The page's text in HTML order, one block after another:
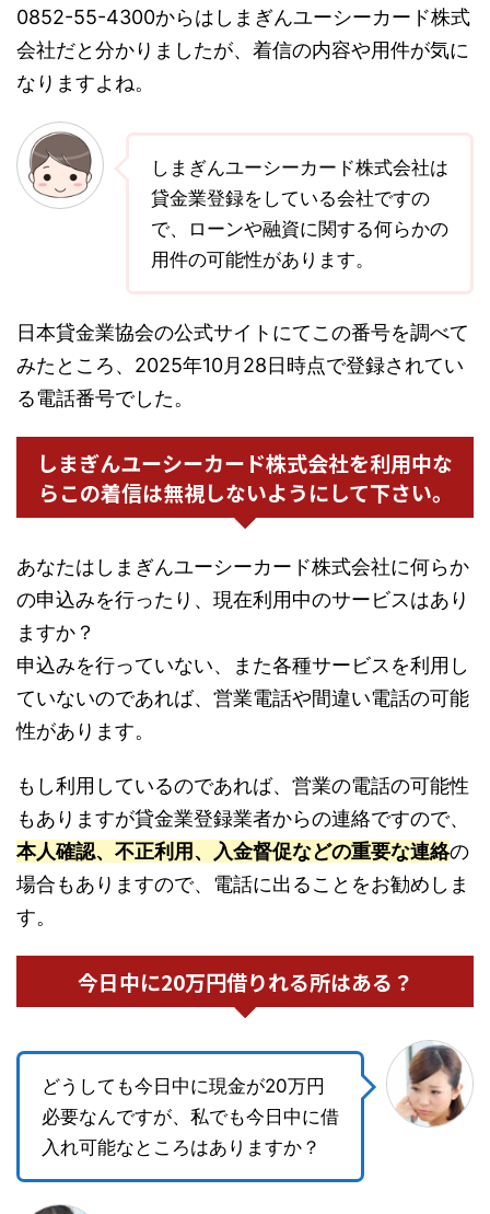
0852-55-4300からはしまぎんユーシーカード株式
会社だと分かりましたが、着信の内容や用件が気に
なりますよね。
しまぎんユーシーカード株式会社は
貸金業登録をしている会社ですの
で、ローンや融資に関する何らかの
用件の可能性があります。
日本貸金業協会の公式サイトにてこの番号を調べて
みたところ、2025年10月28日時点で登録されてい
る電話番号でした。
しまぎんユーシーカード株式会社を利用中な
らこの着信は無視しないようにして下さい。
あなたはしまぎんユーシーカード株式会社に何らか
の申込みを行ったり、現在利用中のサービスはあり
ますか？
申込みを行っていない、また各種サービスを利用し
ていないのであれば、営業電話や間違い電話の可能
性があります。
もし利用しているのであれば、営業の電話の可能性
もありますが貸金業登録業者からの連絡ですので、
本人確認、不正利用、入金督促などの重要な連絡の
場合もありますので、電話に出ることをお勧めしま
す。
今日中に20万円借りれる所はある？
どうしても今日中に現金が20万円
必要なんですが、私でも今日中に借
入れ可能なところはありますか？